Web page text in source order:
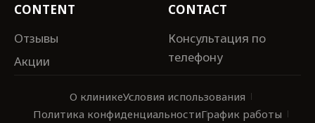
CONTENT
Отзывы
Акции
CONTACT
Консультация по
телефону
О клиникеУсловия использования
Политика конфиденциальностиГрафик работы